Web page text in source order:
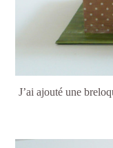
J’ai ajouté une